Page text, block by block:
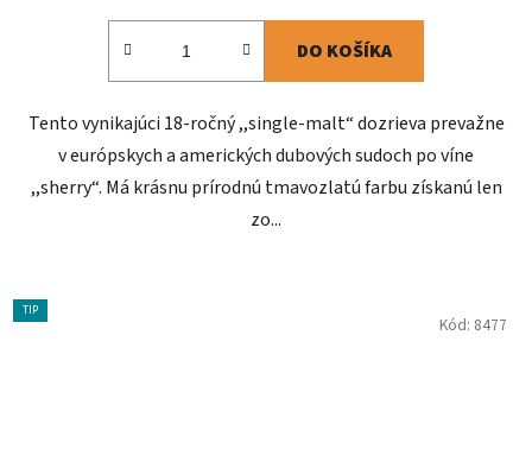
DO KOŠÍKA
Tento vynikajúci 18-ročný ,,single-malt“ dozrieva prevažne
v európskych a amerických dubových sudoch po víne
,,sherry“. Má krásnu prírodnú tmavozlatú farbu získanú len
zo...
TIP
Kód: 8477